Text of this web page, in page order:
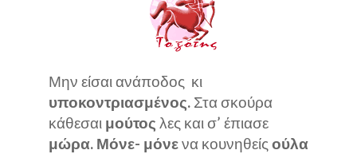
Μην είσαι ανάποδος κι
υποκοντριασμένος. Στα σκούρα
κάθεσαι μούτος λες και σ’ έπιασε
μώρα. Μόνε- μόνενα κουνηθείς ούλα